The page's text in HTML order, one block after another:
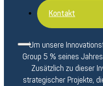
Kontakt
Um unsere
Group 5 % seines
Zusätzlich zu dieser
strategischer Projekte,